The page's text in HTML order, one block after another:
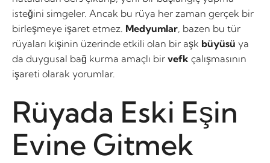
isteğini simgeler. Ancak bu rüya her zaman gerçek bir
birleşmeye işaret etmez. Medyumlar, bazen bu tür
rüyaları kişinin üzerinde etkili olan bir aşk büyüsü ya
da duygusal bağ kurma amaçlı bir vefk çalışmasının
işareti olarak yorumlar.
Rüyada Eski Eşin
Evine Gitmek